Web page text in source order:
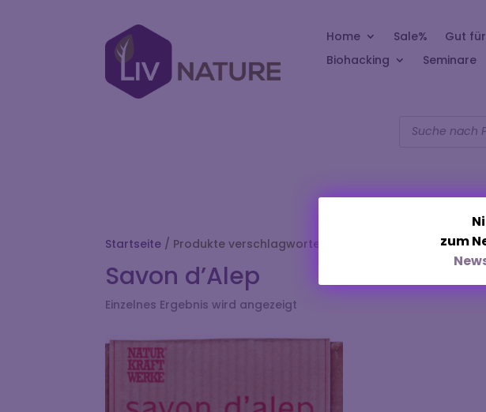
Home Sale% Gut für
Biohacking
Seminare
search
Startseite/ Produkte verschlagwortet mit „Savon d’Alep“
Savon d’Alep
Einzelnes Ergebnis wird angezeigt
zum